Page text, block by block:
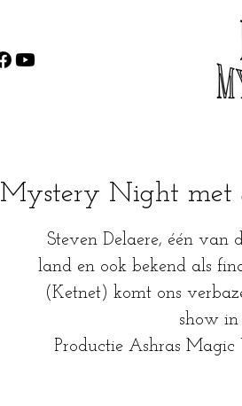
Mystery Night met
Steven Delaere, één van
land en ook bekend als
(Ketnet) komt ons
show in
Productie Ashras